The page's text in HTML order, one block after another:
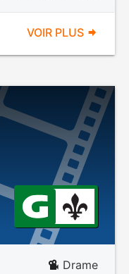
VOIR PLUS
Drame